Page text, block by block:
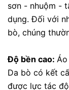
sơn - nhuộm -
dụng. Đối với
bò, chúng
Độ bền cao:
Da bò có kết
được lực tác